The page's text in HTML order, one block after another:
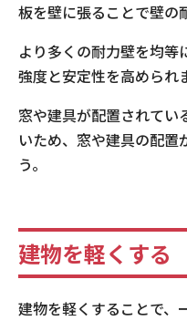
板を壁に張ることで壁の
より多くの耐力壁を均等
強度と安定性を高められ
窓や建具が配置されてい
いため、窓や建具の配置
う。
建物を軽くする
建物を軽くすることで、